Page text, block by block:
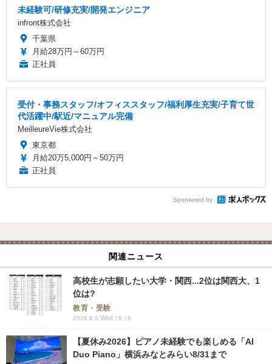
未経験可/研修充実/開発エンジニア
infront株式会社
千葉県
月給28万円～60万円
正社員
受付・事務スタッフ/オフィススタッフ/福利厚生充実/子育て世
代活躍中/駅近/マニュアル完備
MeilleureVie株式会社
東京都
月給20万5,000円～50万円
正社員
Sponsored by
関連ニュース
高校生が志願したい大学・関西...2位は関西大、1
位は?
教育・受験
2026.8.5 Wed 15:15
【夏休み2026】ピアノ未経験でも楽しめる「AI
Duo Piano」横浜みなとみらい8/31まで